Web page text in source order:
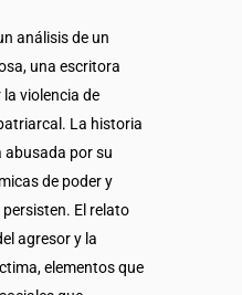
análisis de un
una escritora
violencia de
La historia
abusada por su
de poder y
El relato
agresor y la
elementos que